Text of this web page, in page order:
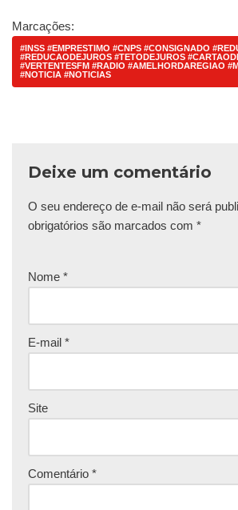
Marcações:
#INSS #EMPRESTIMO #CNPS #CONSIGNADO
#REDUCAODEJUROS #TETODEJUROS
#VERTENTESFM #RADIO #AMELHORDAREGIAO
#NOTICIA #NOTICIAS
Deixe um comentário
O seu endereço de e-mail não será
obrigatórios são marcados com *
Nome *
E-mail *
Site
Comentário *